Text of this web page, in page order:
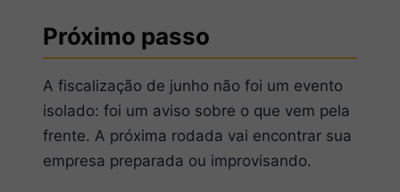
Próximo passo
A fiscalização de junho não foi um evento
isolado: foi um aviso sobre o que vem pela
frente. A próxima rodada vai encontrar sua
empresa preparada ou improvisando.